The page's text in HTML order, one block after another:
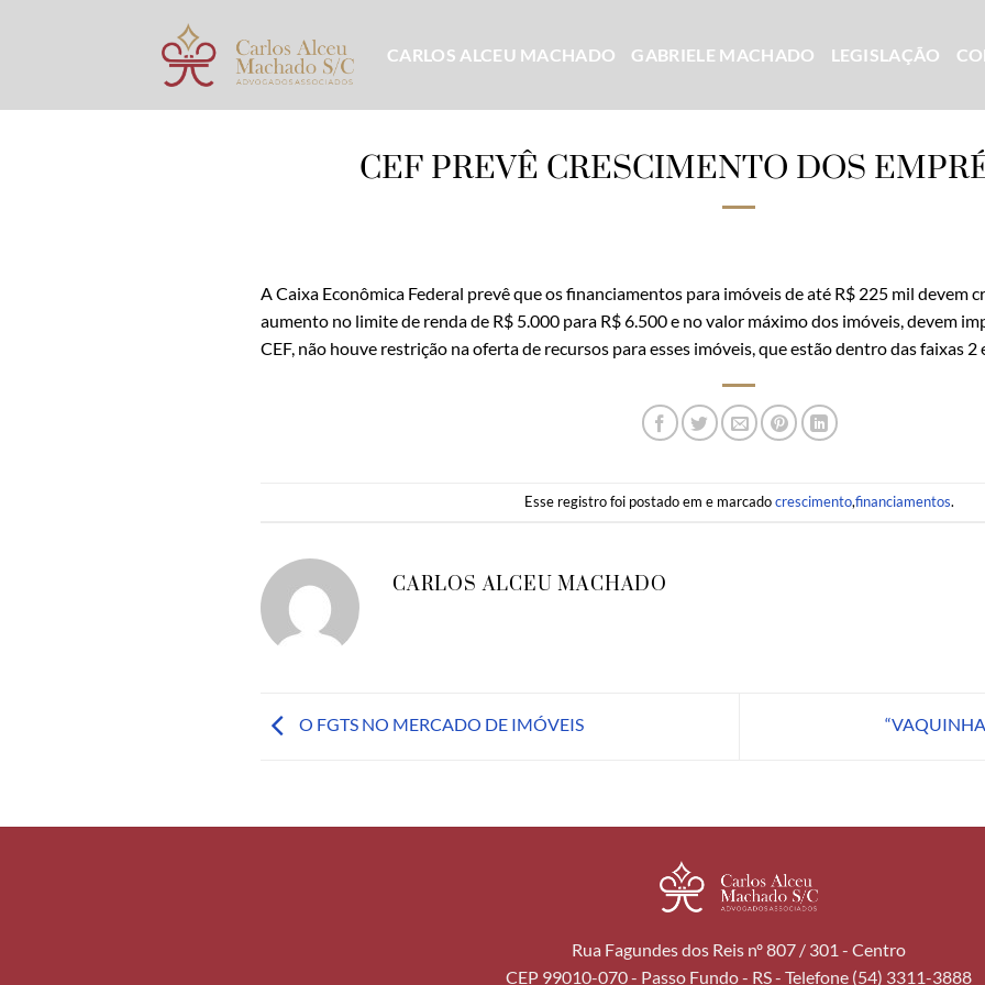
CARLOS ALCEU MACHADO GABRIELE MACHADO LEGISLAÇÃO
CEF PREVÊ CRESCIMENTO DOS
A Caixa Econômica Federal prevê que os financiamentos para imóveis de até R$ 225 mil devem
aumento no limite de renda de R$ 5.000 para R$ 6.500 e no valor máximo dos imóveis, devem
CEF, não houve restrição na oferta de recursos para esses imóveis, que estão dentro das faixas 2
Esse registro foi postado em e marcadocrescimento,financiamentos.
CARLOS ALCEU MACHADO
O FGTS NO MERCADO DE IMÓVEIS
Rua Fagundes dos Reis nº 807 / 301 - Centro
CEP 99010-070 - Passo Fundo - RS - Telefone (54) 3311-3888